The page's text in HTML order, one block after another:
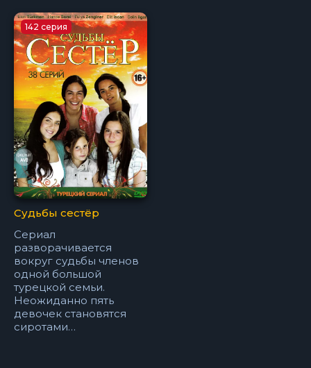
142 серия
Судьбы сестёр
Сериал
разворачивается
вокруг судьбы членов
одной большой
турецкой семьи.
Неожиданно пять
девочек становятся
сиротами…